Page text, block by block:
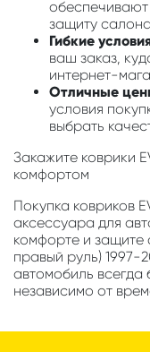
защиту
Гибкие
ваш заказ,
интернет-
Отличные
условия
выбрать
Закажите коврики
комфортом
Покупка ковриков
аксессуара для
комфорте и защите
правый руль)
автомобиль всегда
независимо от